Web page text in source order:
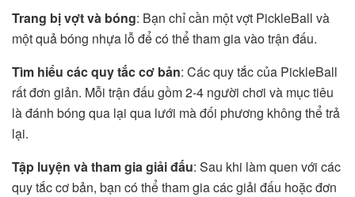
Trang bị vợt và bóng: Bạn chỉ cần một vợt PickleBall và
một quả bóng nhựa lỗ để có thể tham gia vào trận đấu.
Tìm hiểu các quy tắc cơ bản: Các quy tắc của PickleBall
rất đơn giản. Mỗi trận đấu gồm 2-4 người chơi và mục tiêu
là đánh bóng qua lại qua lưới mà đối phương không thể trả
lại.
Tập luyện và tham gia giải đấu: Sau khi làm quen với các
quy tắc cơ bản, bạn có thể tham gia các giải đấu hoặc đơn